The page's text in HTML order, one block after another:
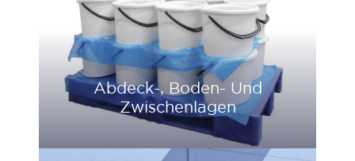
Abdeck-, Boden- Und
Zwischenlagen